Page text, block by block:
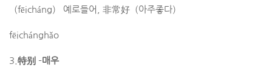
（fēicháng） 예로들어, 非常好（아주좋다）
fēichánghǎo
3. 特别 –매우